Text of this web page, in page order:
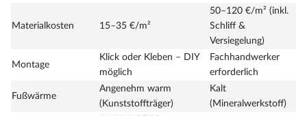
Materialkosten 15–35 €/m²
50–120 €/m² (inkl.
Schliff &
Versiegelung)
Montage
Klick oder Kleben – DIY
möglich
Fachhandwerker
erforderlich
Fußwärme
Angenehm warm
(Kunststoffträger)
Kalt
(Mineralwerkstoff)